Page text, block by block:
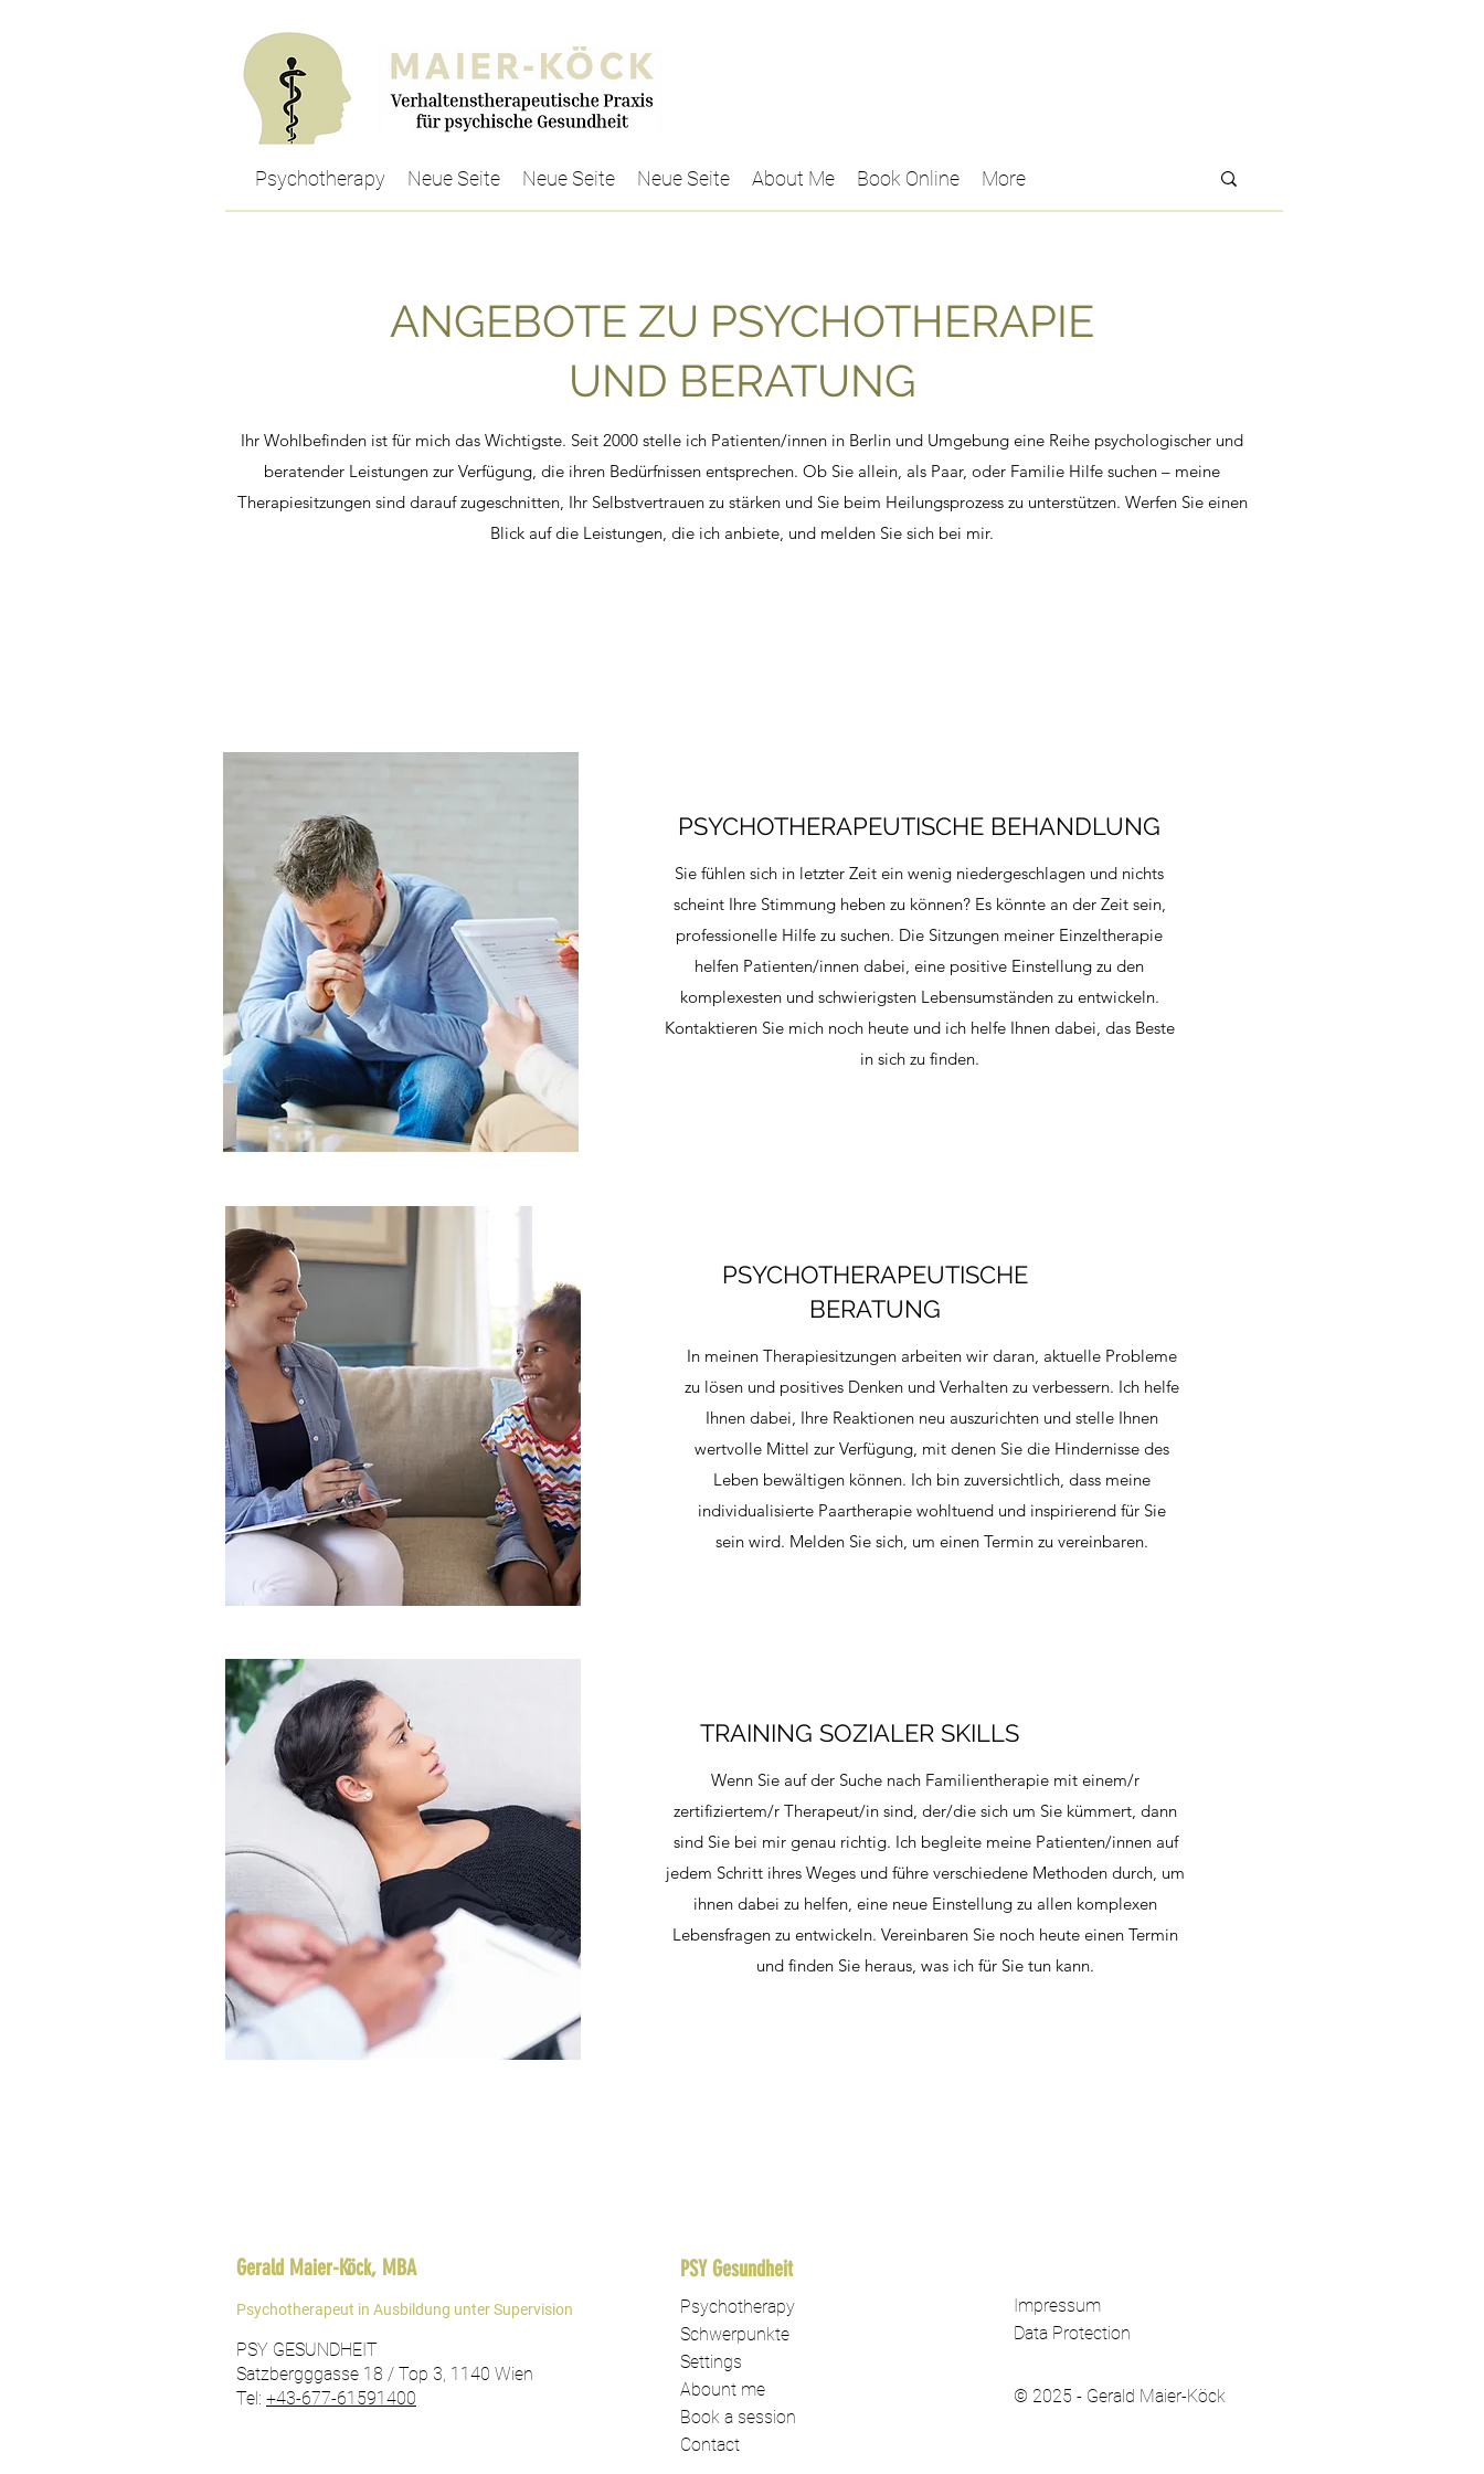
Psychotherapy Neue Seite Neue Seite Neue Seite About Me Book Online More
ANGEBOTE ZU PSYCHOTHERAPIE
UND BERATUNG
Ihr Wohlbefinden ist für mich das Wichtigste. Seit 2000 stelle ich Patienten/innen in Berlin und Umgebung eine Reihe psychologischer und
beratender Leistungen zur Verfügung, die ihren Bedürfnissen entsprechen. Ob Sie allein, als Paar, oder Familie Hilfe suchen – meine
Therapiesitzungen sind darauf zugeschnitten, Ihr Selbstvertrauen zu stärken und Sie beim Heilungsprozess zu unterstützen. Werfen Sie einen
Blick auf die Leistungen, die ich anbiete, und melden Sie sich bei mir.
PSYCHOTHERAPEUTISCHE BEHANDLUNG
Sie fühlen sich in letzter Zeit ein wenig niedergeschlagen und nichts
scheint Ihre Stimmung heben zu können? Es könnte an der Zeit sein,
professionelle Hilfe zu suchen. Die Sitzungen meiner Einzeltherapie
helfen Patienten/innen dabei, eine positive Einstellung zu den
komplexesten und schwierigsten Lebensumständen zu entwickeln.
Kontaktieren Sie mich noch heute und ich helfe Ihnen dabei, das Beste
in sich zu finden.
PSYCHOTHERAPEUTISCHE
BERATUNG
In meinen Therapiesitzungen arbeiten wir daran, aktuelle Probleme
zu lösen und positives Denken und Verhalten zu verbessern. Ich helfe
Ihnen dabei, Ihre Reaktionen neu auszurichten und stelle Ihnen
wertvolle Mittel zur Verfügung, mit denen Sie die Hindernisse des
Leben bewältigen können. Ich bin zuversichtlich, dass meine
individualisierte Paartherapie wohltuend und inspirierend für Sie
sein wird. Melden Sie sich, um einen Termin zu vereinbaren.
TRAINING SOZIALER SKILLS
Wenn Sie auf der Suche nach Familientherapie mit einem/r
zertifiziertem/r Therapeut/in sind, der/die sich um Sie kümmert, dann
sind Sie bei mir genau richtig. Ich begleite meine Patienten/innen auf
jedem Schritt ihres Weges und führe verschiedene Methoden durch, um
ihnen dabei zu helfen, eine neue Einstellung zu allen komplexen
Lebensfragen zu entwickeln. Vereinbaren Sie noch heute einen Termin
und finden Sie heraus, was ich für Sie tun kann.
Psychotherapeut in Ausbildung unter Supervision
PSY GESUNDHEIT
Satzbergggasse 18 / Top 3, 1140 Wien
Tel: +43-677-61591400
Gerald Maier-Köck, MBA PSY Gesundheit
Psychotherapy
Schwerpunkte
Settings
Abount me
Book a session
Contact
Impressum
Data Protection
© 2025 - Gerald Maier-Köck